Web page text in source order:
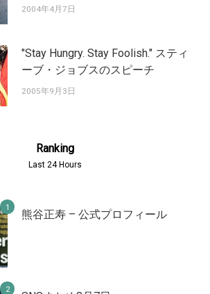
2004年4月7日
"Stay Hungry. Stay Foolish." スティ
ーブ・ジョブスのスピーチ
2005年9月3日
Ranking
Last 24 Hours
熊谷正寿 – 公式プロフィール